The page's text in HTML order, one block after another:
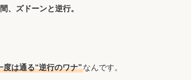
、ズドーンと逆行。
は通る“逆行のワナ”なんです。